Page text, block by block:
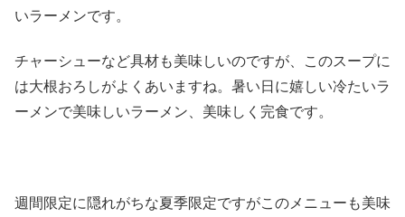
いラーメンです。
チャーシューなど具材も美味しいのですが、このスープに
は大根おろしがよくあいますね。暑い日に嬉しい冷たいラ
ーメンで美味しいラーメン、美味しく完食です。
週間限定に隠れがちな夏季限定ですがこのメニューも美味